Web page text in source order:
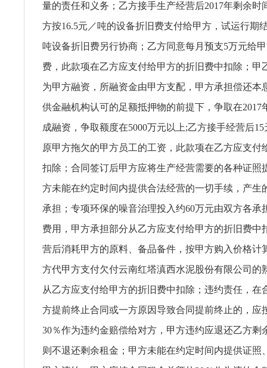
量的责任和义务；乙方接手生产经营后2017年剩余时
方按16.5元／吨的设备折旧费支付给甲方，试运行期
吨设备折旧费另行协商；乙方同意每月预支5万元给
费，此款项在乙方应支付给甲方的折旧费中扣除；甲
为甲方融资，所融资金由甲方支配，甲方承担偿还本
供金融机构认可的足额抵押物的前提下，争取在2017
成融资，争取额度在5000万元以上;乙方接手经营后
原甲方拖欠的甲方员工的工资，此款项在乙方应支付
扣除；合同签订后甲方应将生产经营需要的各种证照
方未能在约定时间内提供合法经营的一切手续，产生
承担；专项环保的噪音治理投入约60万元由双方各承
费用，甲方承担部分从乙方应支付给甲方的折旧费中
营后消耗甲方的原料、备品备件，按甲方购入价格计
方代甲方支付欠付云南红塔滇西水泥股份有限公司的
从乙方应支付给甲方的折旧费中扣除；违约责任，在
方提前终止合同或一方原因导致合同提前终止的，应
30％作为违约金赔偿给对方，甲方违约应退还乙方剩
则不退还剩余租金；甲方未能在约定时间内提供证照